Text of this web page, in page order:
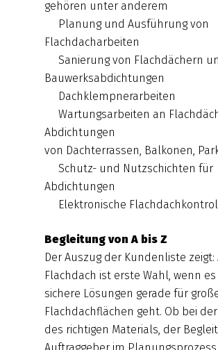
gehören unter anderem
Planung und Ausführung von
Flachdacharbeiten
Sanierung von Flachdächern
Bauwerksabdichtungen
Dachklempnerarbeiten
Wartungsarbeiten an
Abdichtungen
von Dachterrassen, Balkonen,
Schutz- und Nutzschichten für
Abdichtungen
Elektronische
Begleitung von A bis Z
Der Auszug der Kundenliste zeigt:
Flachdach ist erste Wahl, wenn
sichere Lösungen gerade für
Flachdachflächen geht. Ob bei
des richtigen Materials, der
Auftraggeber im